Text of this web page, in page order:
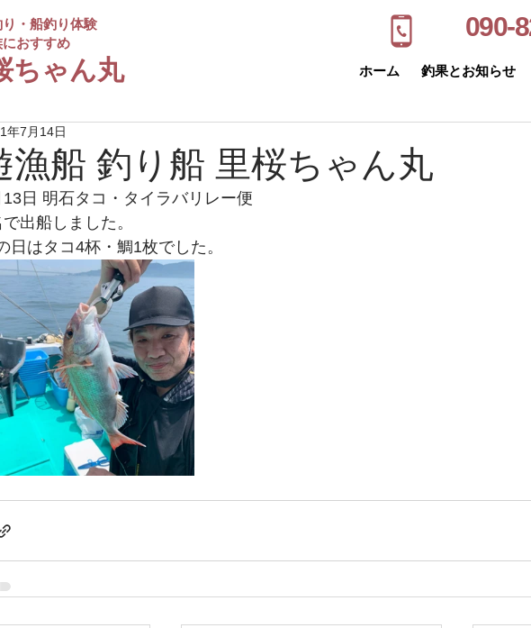
・船釣り体験
おすすめ
ちゃん丸
090-
ホーム 釣果とお知らせ
漁船 釣り船 里桜ちゃん丸
年7月14日
13日 明石タコ・タイラバリレー便
出船しました。
日はタコ4杯・鯛1枚でした。